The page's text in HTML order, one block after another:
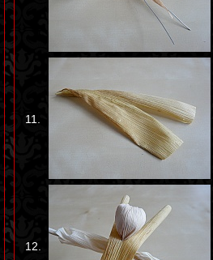
11.
12.